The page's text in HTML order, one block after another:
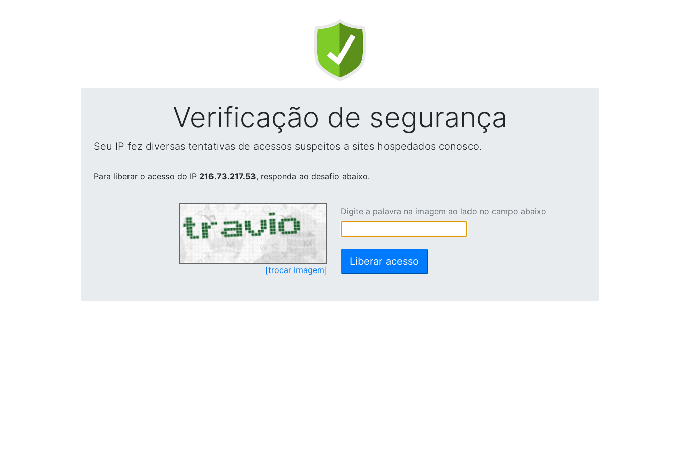
Verificação de segurança
Seu IP fez diversas tentativas de acessos suspeitos a sites hospedados conosco.
Para liberar o acesso do IP 216.73.217.53, responda ao desafio abaixo.
[trocar imagem]
Digite a palavra na imagem ao lado no campo abaixo